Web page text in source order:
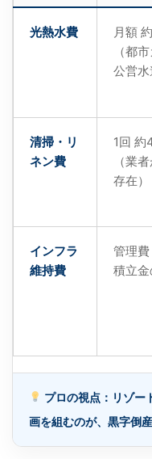
光熱水費
月額
（都
公営水
清掃・リ
ネン費
1回 約
（業
存在）
インフラ
維持費
管理
積立金
プロの視点：リゾー
画を組むのが、黒字倒